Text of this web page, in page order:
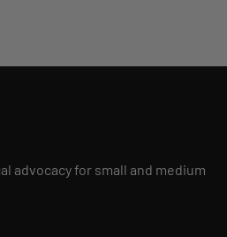
advocacy for small and medium